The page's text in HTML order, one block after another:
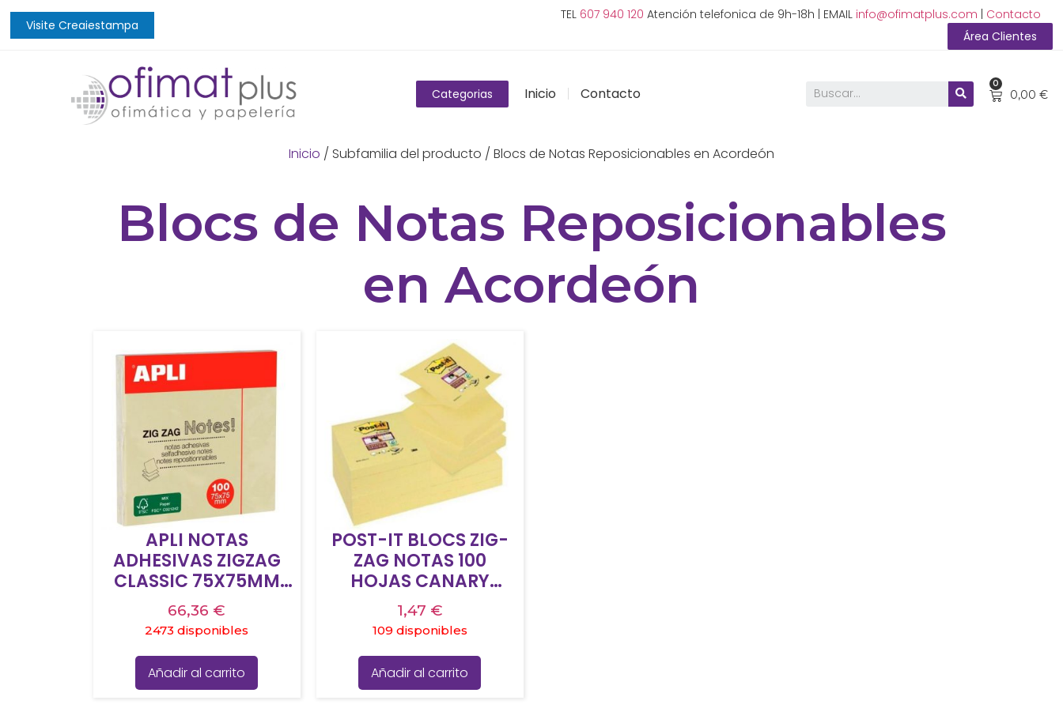
Visite Creaiestampa
TEL 607 940 120 Atención telefonica de 9h-18h | EMAIL info@ofimatplus.com
Contacto
Área Clientes
Categorias Inicio Contacto 0,00 €
0
Inicio / Subfamilia del producto / Blocs de Notas Reposicionables en Acordeón
Blocs de Notas Reposicionables
en Acordeón
APLI NOTAS
ADHESIVAS ZIGZAG
CLASSIC 75X75MM
BLOC 100H AMARILLO
66,36 €
2473 disponibles
Añadir al carrito
POST-IT BLOCS ZIG-
ZAG NOTAS 100
HOJAS CANARY
YELLOW 76X76 -
PACK 12-
1,47 €
109 disponibles
Añadir al carrito